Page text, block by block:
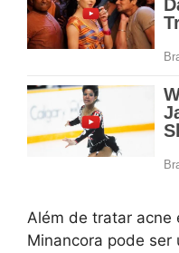
Além de tratar acne
Minancora pode ser